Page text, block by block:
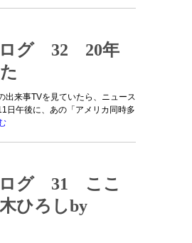
ログ 32 20年
来事TVを見ていたら、ニュース
日午後に、あの「アメリカ同時多
ログ 31 ここ
ひろしby